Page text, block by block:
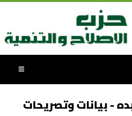
- بيانات وتصريحات